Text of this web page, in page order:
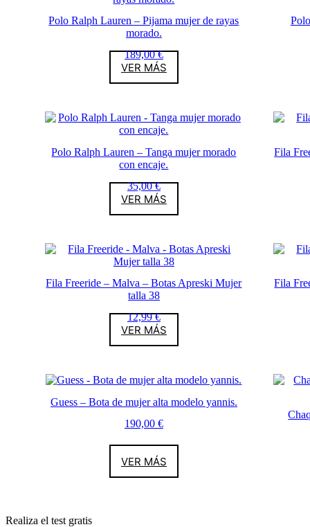
Polo Ralph Lauren – Pijama mujer de rayas
morado.
189,00€
VER MÁS
Polo Ralph Lauren – Tanga mujer morado
con encaje.
35,00€
VER MÁS
Fila
Fila Freeride – Malva – Botas Apreski Mujer
talla 38
12,99€
VER MÁS
Fila
Guess – Bota de mujer alta modelo yannis.
190,00 €
VER MÁS
Realiza el test gratis